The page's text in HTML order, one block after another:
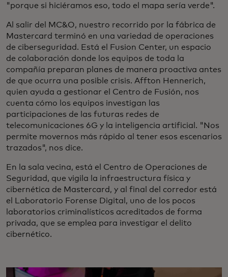
"porque si hiciéramos eso, todo el mapa sería verde".
Al salir del MC&O, nuestro recorrido por la fábrica de
Mastercard terminó en una variedad de operaciones
de ciberseguridad. Está el Fusion Center, un espacio
de colaboración donde los equipos de toda la
compañía preparan planes de manera proactiva antes
de que ocurra una posible crisis. Affton Hennerich,
quien ayuda a gestionar el Centro de Fusión, nos
cuenta cómo los equipos investigan las
participaciones de las futuras redes de
telecomunicaciones 6G y la inteligencia artificial. "Nos
permite movernos más rápido al tener esos escenarios
trazados", nos dice.
En la sala vecina, está el Centro de Operaciones de
Seguridad, que vigila la infraestructura física y
cibernética de Mastercard, y al final del corredor está
el Laboratorio Forense Digital, uno de los pocos
laboratorios criminalísticos acreditados de forma
privada, que se emplea para investigar el delito
cibernético.